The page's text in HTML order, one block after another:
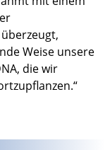
Weise unsere
die wir